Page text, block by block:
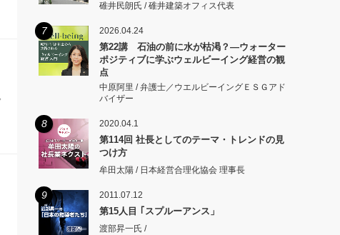
碓井民朗氏 / 碓井建築オフィス代表
7 2026.04.24
第22講 石油の前に水が枯渇？―ウォーター
ポジティブに学ぶウェルビーイング経営の観
点
中原阿里 / 弁護士／ウエルビーイングＥＳＧアド
バイザー
8 2020.04.1
第114回 社長としてのテーマ・トレンドの見
つけ方
牟田太陽 / 日本経営合理化協会 理事長
9 2011.07.12
第15人目 ｢スプルーアンス」
渡部昇一氏 /